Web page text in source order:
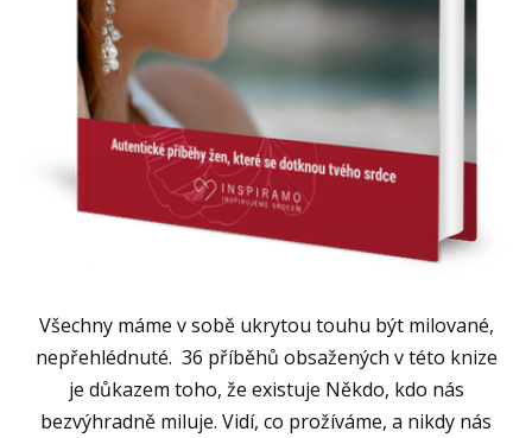
Všechny máme v sobě ukrytou touhu být milované,
nepřehlédnuté. 36 příběhů obsažených v této knize
je důkazem toho, že existuje Někdo, kdo nás
bezvýhradně miluje. Vidí, co prožíváme, a nikdy nás